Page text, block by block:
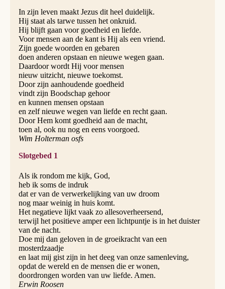
In zijn leven maakt Jezus dit heel duidelijk.
Hij staat als tarwe tussen het onkruid.
Hij blijft gaan voor goedheid en liefde.
Voor mensen aan de kant is Hij als een vriend.
Zijn goede woorden en gebaren
doen anderen opstaan en nieuwe wegen gaan.
Daardoor wordt Hij voor mensen
nieuw uitzicht, nieuwe toekomst.
Door zijn aanhoudende goedheid
vindt zijn Boodschap gehoor
en kunnen mensen opstaan
en zelf nieuwe wegen van liefde en recht gaan.
Door Hem komt goedheid aan de macht,
toen al, ook nu nog en eens voorgoed.
Wim Holterman osfs
Slotgebed 1
Als ik rondom me kijk, God,
heb ik soms de indruk
dat er van de verwerkelijking van uw droom
nog maar weinig in huis komt.
Het negatieve lijkt vaak zo allesoverheersend,
terwijl het positieve amper een lichtpuntje is in het duister
van de nacht.
Doe mij dan geloven in de groeikracht van een
mosterdzaadje
en laat mij gist zijn in het deeg van onze samenleving,
opdat de wereld en de mensen die er wonen,
doordrongen worden van uw liefde. Amen.
Erwin Roosen